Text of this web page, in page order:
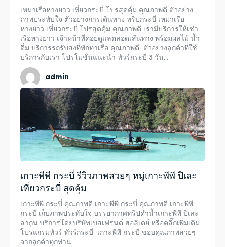
เหมาเรือหางยาว เที่ยวกระบี่ โปรสุดคุ้ม คุณภาพดี ตัวอย่าง
ภาพประทับใจ ตัวอย่างการเดินทาง ทริปกระบี่ เหมาเรือ
หางยาว เที่ยวกระบี่ โปรสุดคุ้ม คุณภาพดี เรามีบริการให้เช่า
เรือหางยาว เจ้าหน้าที่ค่อยดูแลตลอดเส้นทาง พร้อมผลไม้ น้ำ
ดื่ม บริการรถรับส่งที่พักท่าเรือ คุณภาพดี ตัวอย่างลูกค้าที่ใช้
บริการกับเรา โปรโมชั่นแนะนำ ทัวร์กระบี่ 3 วัน...
admin
เกาะพีพี กระบี่ รีวิวภาพสวยๆ หมู่เกาะพีพี ปิเละ
เที่ยวกระบี่ สุดคุ้ม
เกาะพีพี กระบี่ คุณภาพดี เกาะพีพี กระบี่ คุณภาพดี เกาะพีพี
กระบี่ เก็บภาพประทับใจ บรรยากาศทริปดำน้ำเกาะพีพี ปิเละ
ลากูน บริการโดยบริษัทเบสเฟรนด์ ฮอลิเดย์ หรือคลิ๊กเพิ่มเติม
โปรแกรมทัวร์ ทัวร์กระบี่ เกาะพีพี กระบี่ ขอบคุณภาพสวยๆ
จากลูกค้าทุกท่าน